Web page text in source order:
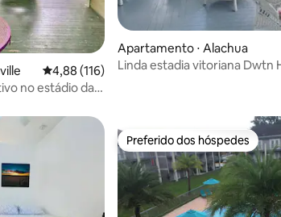
avaliações4,88 de uma avaliação média de 5, 116
4,88 (116)
no estádio da
Apartamento ⋅ Alachua
Linda estadia vitoriana Dwtn
Preferido dos hóspedes
Preferido dos hóspedes